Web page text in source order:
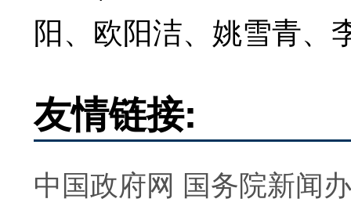
阳、欧阳洁、姚雪青、
友情链接:
中国政府网 国务院新闻